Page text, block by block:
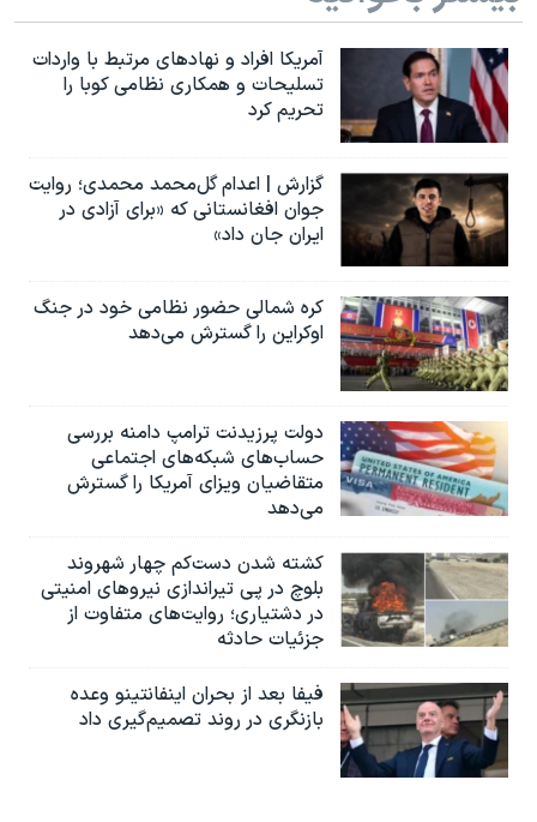
آمریکا افراد و نهادهای مرتبط با واردات
تسلیحات و همکاری نظامی کوبا را
تحریم کرد
گزارش | اعدام گل‌محمد محمدی؛ روایت
جوان افغانستانی که «برای آزادی در
ایران جان داد»
کره شمالی حضور نظامی خود در جنگ
اوکراین را گسترش می‌دهد
دولت پرزیدنت ترامپ دامنه بررسی
حساب‌های شبکه‌های اجتماعی
متقاضیان ویزای آمریکا را گسترش
می‌دهد
کشته شدن دست‌کم چهار شهروند
بلوچ در پی تیراندازی نیروهای امنیتی
در دشتیاری؛ روایت‌های متفاوت از
جزئیات حادثه
فیفا بعد از بحران اینفانتینو وعده
بازنگری در روند تصمیم‌گیری داد